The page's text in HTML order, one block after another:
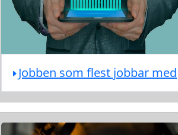
Jobben som flest jobbar med